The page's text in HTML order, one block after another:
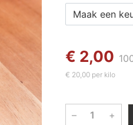
€ 2,00
€ 20,00 per kilo
– +